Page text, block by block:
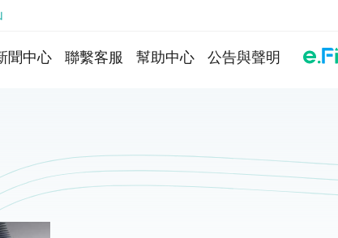
聞中心 聯繫客服 幫助中心 公告與聲明